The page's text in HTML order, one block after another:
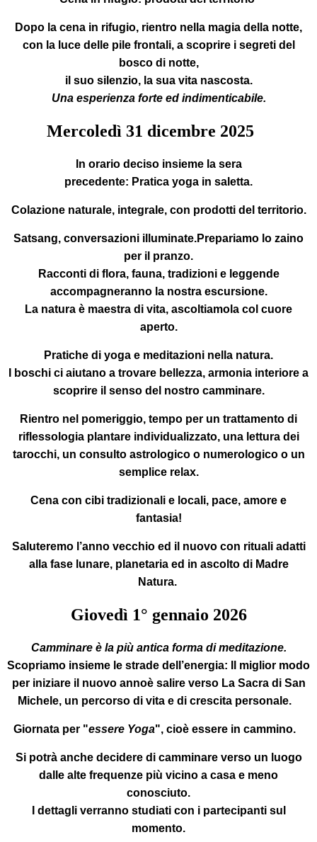
Dopo la cena in rifugio, rientro nella magia della notte,
con la luce delle pile frontali, a scoprire i segreti del
bosco di notte,
il suo silenzio, la sua vita nascosta.
Una esperienza forte ed indimenticabile.
Mercoledì 31 dicembre 2025
In orario deciso insieme la sera
precedente: Pratica yoga in saletta.
Colazionenaturale, integrale, con prodotti del territorio.
Satsang, conversazioni illuminate.Prepariamo lo zaino
per il pranzo.
Racconti di flora, fauna, tradizioni e leggende
accompagneranno la nostra escursione.
La natura è maestra di vita, ascoltiamola col cuore
aperto.
Pratiche di yoga e meditazioni nella natura.
I boschi ci aiutano a trovare bellezza, armonia interiore a
scoprire il senso del nostro camminare.
Rientro nel pomeriggio, tempo per un trattamento di
riflessologia plantare individualizzato, una lettura dei
tarocchi, un consulto astrologico o numerologico o un
semplice relax.
Cena con cibi tradizionali e locali, pace, amore e
fantasia!
Saluteremo l’anno vecchio ed il nuovo con rituali adatti
alla fase lunare, planetaria ed in ascolto di Madre
Natura.
Giovedì 1° gennaio 2026
Camminare è la più antica forma di meditazione.
Scopriamo insieme le strade dell’energia: Il miglior modo
per iniziare il nuovo annoè salire verso La Sacra di San
Michele, un percorso di vita e di crescita personale.
Giornata per "essere Yoga", cioè essere in cammino.
Si potrà anche decidere di camminare verso un luogo
dalle alte frequenze più vicino a casa e meno
conosciuto.
I dettagli verranno studiati con i partecipanti sul
momento.